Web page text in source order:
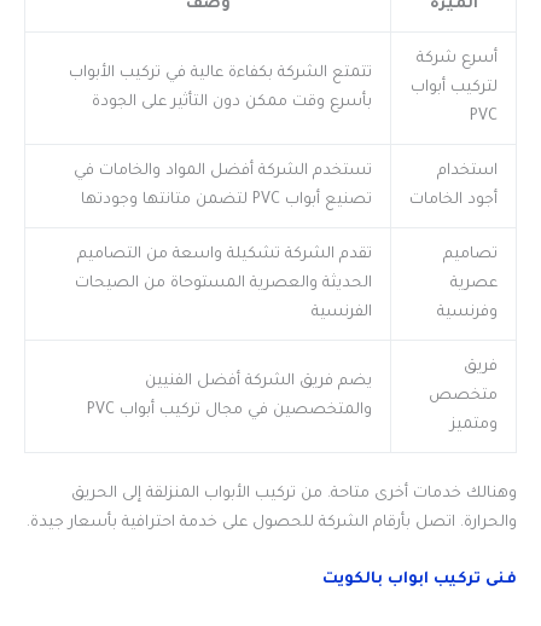
الميزة وصف
أسرع شركة
لتركيب أبواب
PVC
تتمتع الشركة بكفاءة عالية في تركيب الأبواب
بأسرع وقت ممكن دون التأثير على الجودة
استخدام
أجود الخامات
تستخدم الشركة أفضل المواد والخامات في
تصنيع أبواب PVC لتضمن متانتها وجودتها
تصاميم
عصرية
وفرنسية
تقدم الشركة تشكيلة واسعة من التصاميم
الحديثة والعصرية المستوحاة من الصيحات
الفرنسية
فريق
متخصص
ومتميز
يضم فريق الشركة أفضل الفنيين
والمتخصصين في مجال تركيب أبواب PVC
وهنالك خدمات أخرى متاحة. من تركيب الأبواب المنزلقة إلى الحريق
والحرارة. اتصل بأرقام الشركة للحصول على خدمة احترافية بأسعار جيدة.
فنى تركيب ابواب بالكويت